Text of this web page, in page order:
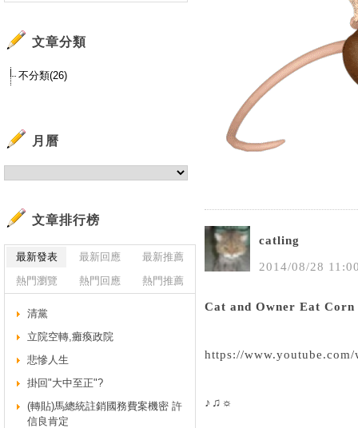
catling
2014/08/28 11 :
Cat and Owner Eat Corn
https://
♪♫☼
文章分類
不分類(26)
月曆
文章排行榜
最新發表 最新回應
最新推薦
熱門瀏覽
熱門回應 熱門推薦
清黨
立院空轉,癱瘓政院
悲慘人生
掛回"大中至正"?
(轉貼)馬總統註銷國務費案機密 許
信良肯定